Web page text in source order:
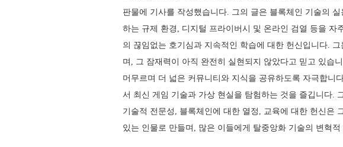
판물에 기사를 작성했습니다. 그의 글은 블록체인 기술의
하는 규제 환경, 디지털 프라이버시 및 온라인 검열 등을 자
의 끊임없는 호기심과 지속적인 학습에 대한 헌신입니다.
며, 그 잠재력이 아직 완전히 실현되지 않았다고 믿고 있습
머무르며 더 넓은 커뮤니티와 지식을 공유하도록 자극합니
서 최신 게임 기술과 가상 현실을 탐험하는 것을 즐깁니다.
기술적 전문성, 블록체인에 대한 열정, 교육에 대한 헌신은
있는 인물로 만들며, 많은 이들에게 탈중앙화 기술의 변혁